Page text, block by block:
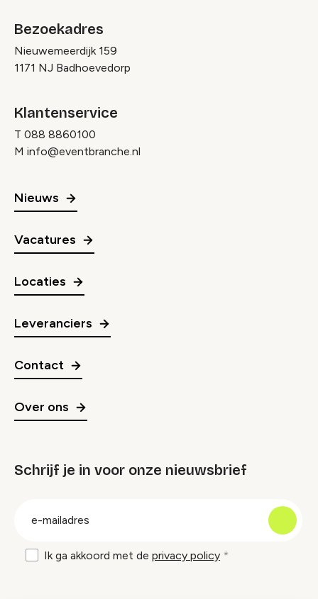
Bezoekadres
Nieuwemeerdijk 159
1171 NJ Badhoevedorp
Klantenservice
T 088 8860100
M info@eventbranche.nl
Nieuws
Vacatures
Locaties
Leveranciers
Contact
Over ons
Schrijf je in voor onze nieuwsbrief
Ik ga akkoord met de privacy policy